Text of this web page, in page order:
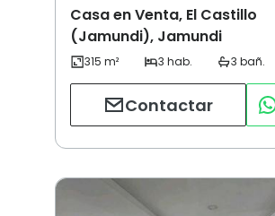
Casa en Venta, El Castillo
(Jamundi), Jamundi
Contactar